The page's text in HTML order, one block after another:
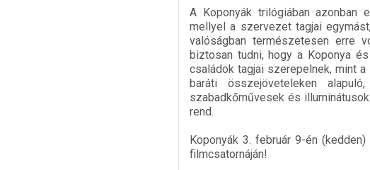
A Koponyák trilógiában
mellyel a szervezet tagjai
valóságban természetesen erre
biztosan tudni, hogy a Koponya
családok tagjai szerepelnek, mint
baráti összejöveteleken
szabadkőművesek és
rend.
Koponyák 3. február 9-én
filmcsatornáján!